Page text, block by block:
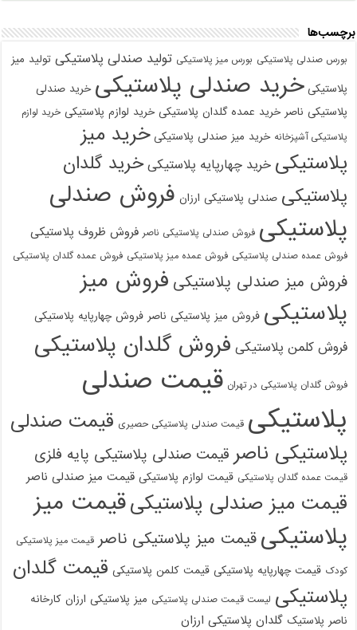
برچسب‌ها
بورس صندلی پلاستیکی بورس میز پلاستیکی تولید صندلی پلاستیکی تولید میز
پلاستیکی خرید صندلی پلاستیکی خرید صندلی
پلاستیکی ناصر خرید عمده گلدان پلاستیکی خرید لوازم پلاستیکی خرید لوازم
پلاستیکی آشپزخانه خرید میز صندلی پلاستیکی خرید میز
پلاستیکی خرید چهارپایه پلاستیکی خرید گلدان
پلاستیکی صندلی پلاستیکی ارزان فروش صندلی
پلاستیکی فروش صندلی پلاستیکی ناصر فروش ظروف پلاستیکی
فروش عمده صندلی پلاستیکی فروش عمده میز پلاستیکی فروش عمده گلدان پلاستیکی
فروش میز صندلی پلاستیکی فروش میز
پلاستیکی فروش میز پلاستیکی ناصر فروش چهارپایه پلاستیکی
فروش کلمن پلاستیکی فروش گلدان پلاستیکی
فروش گلدان پلاستیکی در تهران قیمت صندلی
پلاستیکی قیمت صندلی پلاستیکی حصیری قیمت صندلی
پلاستیکی ناصر قیمت صندلی پلاستیکی پایه فلزی
قیمت عمده گلدان پلاستیکی قیمت لوازم پلاستیکی قیمت میز صندلی ناصر
قیمت میز صندلی پلاستیکیقیمت میز
پلاستیکی قیمت میز پلاستیکی ناصر قیمت میز پلاستیکی
کودک قیمت چهارپایه پلاستیکی قیمت کلمن پلاستیکی قیمت گلدان
پلاستیکی لیست قیمت صندلی پلاستیکی میز پلاستیکی ارزان کارخانه
ناصر پلاستیک گلدان پلاستیکی ارزان